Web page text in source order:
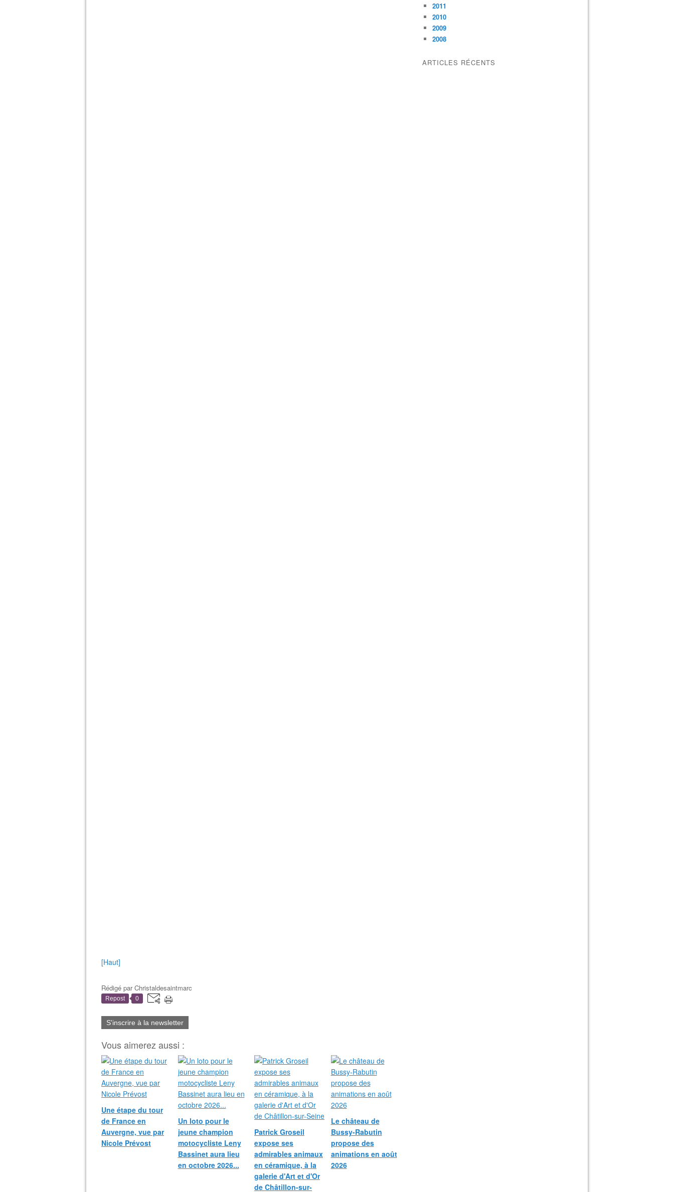
[Haut]
Rédigé parChristaldesaintmarc
Repost 0
S'inscrire à la newsletter
Vous aimerez aussi :
Une étape du tour
de France en
Auvergne, vue par
Nicole Prévost
Un loto pour le
jeune champion
motocycliste Leny
Bassinet aura lieu
en octobre 2026...
Patrick Groseil
expose ses
admirables animaux
en céramique, à la
galerie d'Art et d'Or
de Châtillon-sur-
Le château de
Bussy-Rabutin
propose des
animations en août
2026
2011
2010
2009
2008
ARTICLES RÉCENTS